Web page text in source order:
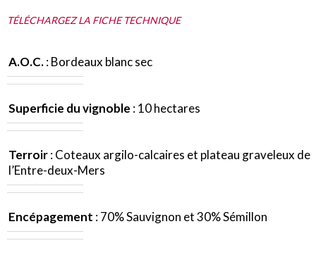
TÉLÉCHARGEZ LA FICHE TECHNIQUE
A.O.C.: Bordeaux blanc sec
Superficie du vignoble : 10 hectares
Terroir: Coteaux argilo-calcaires et plateau graveleux de
l’Entre-deux-Mers
Encépagement : 70% Sauvignon et 30% Sémillon